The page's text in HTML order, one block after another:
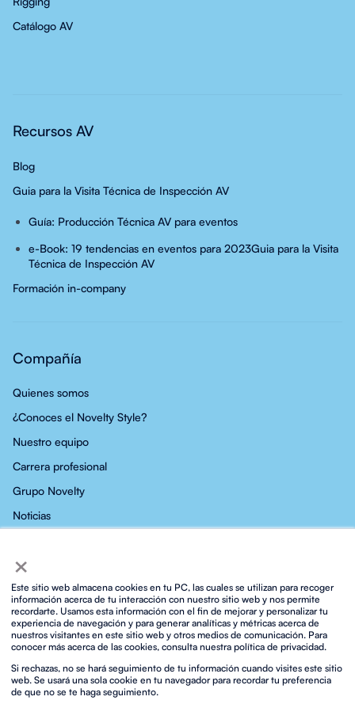
×
Este sitio web almacena cookies en tu PC, las cuales se utilizan para recoger
información acerca de tu interacción con nuestro sitio web y nos permite
recordarte. Usamos esta información con el fin de mejorar y personalizar tu
experiencia de navegación y para generar analíticas y métricas acerca de
nuestros visitantes en este sitio web y otros medios de comunicación. Para
conocer más acerca de las cookies, consulta nuestra política de privacidad.
Si rechazas, no se hará seguimiento de tu información cuando visites este sitio
web. Se usará una sola cookie en tu navegador para recordar tu preferencia
de que no se te haga seguimiento.
Catálogo AV
Recursos AV
Blog
Guia para la Visita Técnica de Inspección AV
Guía: Producción Técnica AV para eventos
e-Book: 19 tendencias en eventos para 2023Guia para la Visita
Técnica de Inspección AV
Formación in-company
Compañía
Quienes somos
¿Conoces el Novelty Style?
Nuestro equipo
Carrera profesional
Grupo Novelty
Noticias
Política de privacidad
Política de privacidad en Redes Sociales
Política de Cookies
Política integrada ISO
Aviso legal y condiciones de uso
Biosphere Sustainable Lifestyle
Protocolo para la prevención frente al acoso sexual